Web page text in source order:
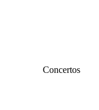
Concertos